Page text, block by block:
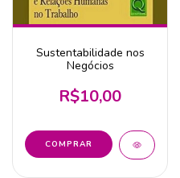
Sustentabilidade nos
Negócios
R$10,00